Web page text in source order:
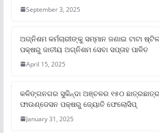
September 3, 2025
ଅଗ୍ନିଶମ କର୍ମଚାରୀଙ୍କୁ ସମ୍ମାନ ଜଣାଇ ଟାଟା
ପକ୍ଷରୁ ଜାତୀୟ ଅଗ୍ନିଶମ ସେବା ସପ୍ତାହ ପାଳିତ
April 15, 2025
କଳିଙ୍ଗନଗର ସୁକିନ୍ଦା ଅଞ୍ଚଳର ୧୫୦
ଫାଉଣ୍ଡେସନ ପକ୍ଷରୁ ଜ୍ୟୋତି ଫେଲୋସିପ୍‌
January 31, 2025